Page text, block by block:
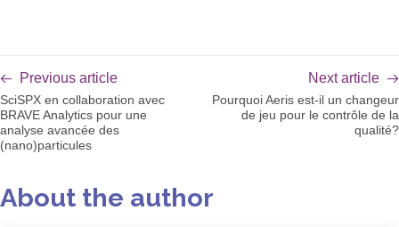
Previous article
SciSPX en collaboration avec
BRAVE Analytics pour une
analyse avancée des
(nano)particules
Next article
Pourquoi Aeris est-il un changeur
de jeu pour le contrôle de la
qualité?
About the author